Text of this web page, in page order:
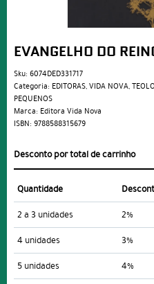
EVANGELHO DO
Sku: 6074DED331717
Categoria: EDITORAS,VIDA NOVA,
PEQUENOS
Marca: Editora Vida Nova
ISBN: 9788588315679
Desconto por total de carrinho
Quantidade
2 a 3 unidades
2%
4 unidades
3%
5 unidades
4%